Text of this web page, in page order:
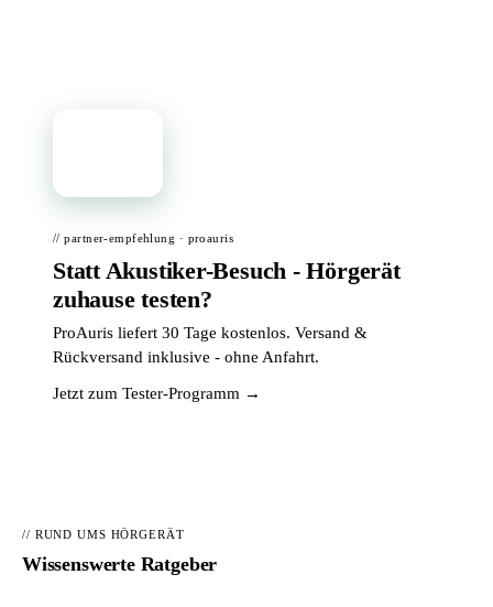
// partner-empfehlung · proauris
Statt Akustiker-Besuch - Hörgerät
zuhause testen?
ProAuris liefert 30 Tage kostenlos. Versand &
Rückversand inklusive - ohne Anfahrt.
Jetzt zum Tester-Programm →
// RUND UMS HÖRGERÄT
Wissenswerte Ratgeber